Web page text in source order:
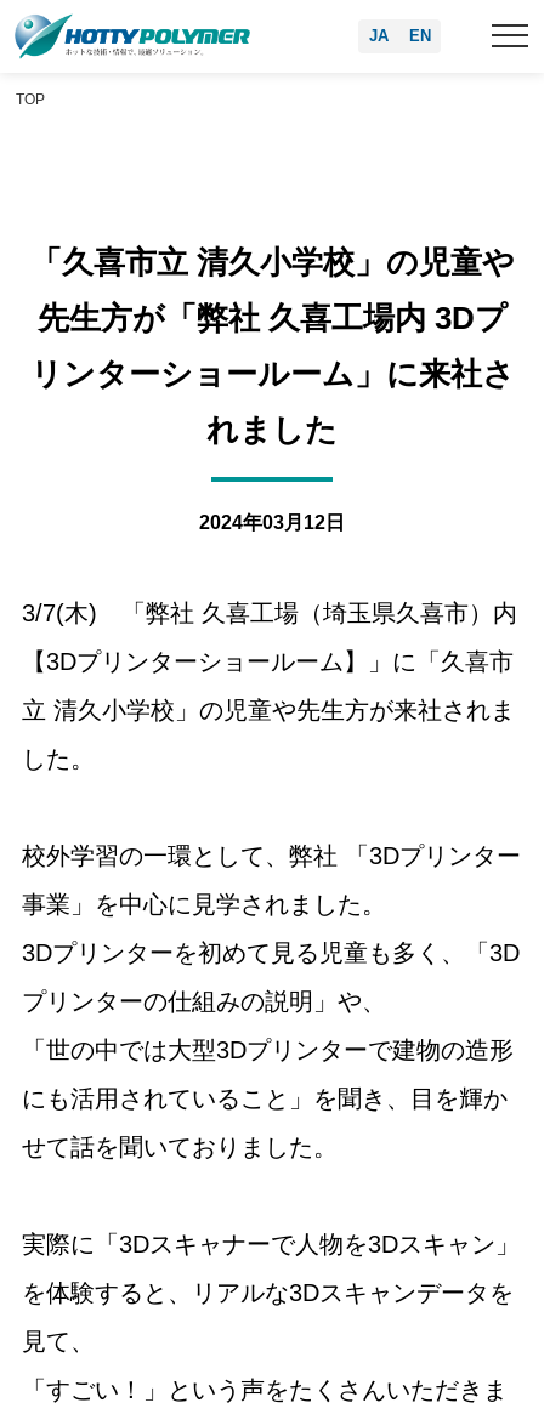
EN
JA
TOP
「久喜市立 清久小学校」の児童や
先生方が「弊社 久喜工場内 3Dプ
リンターショールーム」に来社さ
れました
2024年03月12日
3/7(木) 「弊社 久喜工場（埼玉県久喜市）内
【3Dプリンターショールーム】」に「久喜市
立 清久小学校」の児童や先生方が来社されま
した。
校外学習の一環として、弊社 「3Dプリンター
事業」を中心に見学されました。
3Dプリンターを初めて見る児童も多く、「3D
プリンターの仕組みの説明」や、
「世の中では大型3Dプリンターで建物の造形
にも活用されていること」を聞き、目を輝か
せて話を聞いておりました。
実際に「3Dスキャナーで人物を3Dスキャン」
を体験すると、リアルな3Dスキャンデータを
見て、
「すごい！」という声をたくさんいただきま